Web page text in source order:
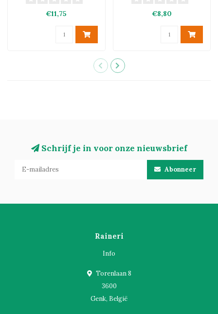
€11,75 €8,80
Schrijf je in voor onze nieuwsbrief
Abonneer
Raineri
Info
Torenlaan 8
3600
Genk, België